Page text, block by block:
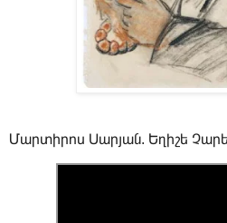
Մարտիրոս Սարյան. Եղիշե